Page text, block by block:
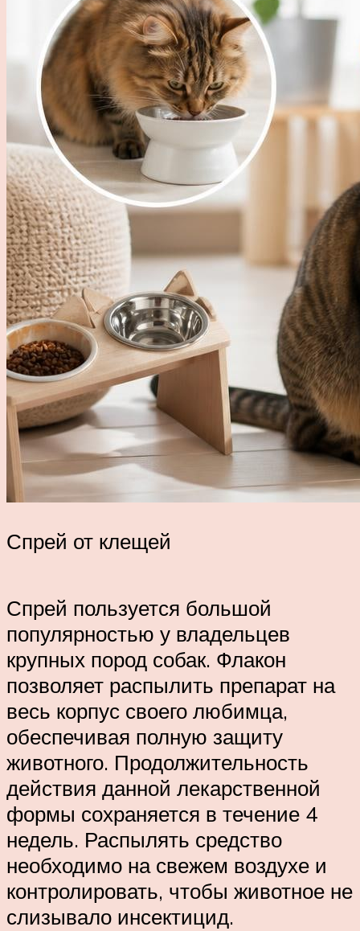
Спрей от клещей
Спрей пользуется большой
популярностью у владельцев
крупных пород собак. Флакон
позволяет распылить препарат на
весь корпус своего любимца,
обеспечивая полную защиту
животного. Продолжительность
действия данной лекарственной
формы сохраняется в течение 4
недель. Распылять средство
необходимо на свежем воздухе и
контролировать, чтобы животное не
слизывало инсектицид.